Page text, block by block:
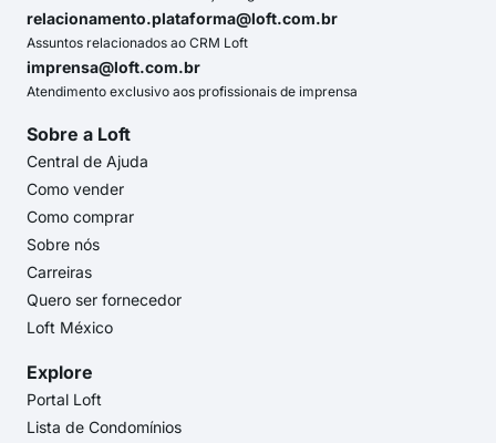
relacionamento.plataforma@loft.com.br
Assuntos relacionados ao CRM Loft
imprensa@loft.com.br
Atendimento exclusivo aos profissionais de imprensa
Sobre a Loft
Central de Ajuda
Como vender
Como comprar
Sobre nós
Carreiras
Quero ser fornecedor
Loft México
Explore
Portal Loft
Lista de Condomínios